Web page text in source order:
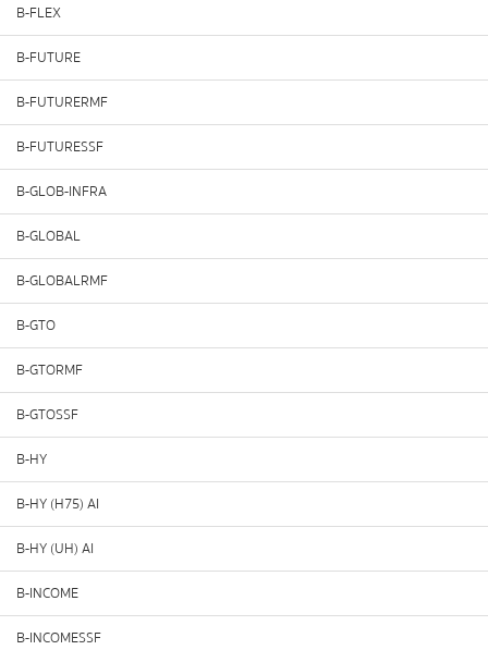
B-FLEX
B-FUTURE
B-FUTURERMF
B-FUTURESSF
B-GLOB-INFRA
B-GLOBAL
B-GLOBALRMF
B-GTO
B-GTORMF
B-GTOSSF
B-HY
B-HY (H75) AI
B-HY (UH) AI
B-INCOME
B-INCOMESSF